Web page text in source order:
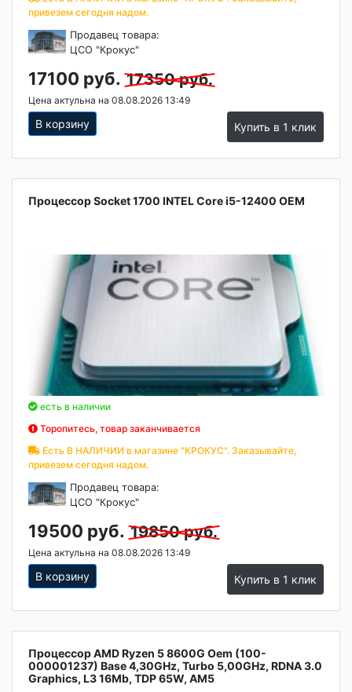
привезем сегодня надом.
Продавец товара:
ЦСО "Крокус"
17100 руб. 17350 руб.
Цена актульна на 08.08.2026 13:49
В корзину Купить в 1 клик
Процессор Socket 1700 INTEL Core i5-12400 OEM
есть в наличии
Торопитесь, товар заканчивается
Есть В НАЛИЧИИ в магазине "КРОКУС". Заказывайте,
привезем сегодня надом.
Продавец товара:
ЦСО "Крокус"
19500 руб. 19850 руб.
Цена актульна на 08.08.2026 13:49
В корзину Купить в 1 клик
Процессор AMD Ryzen 5 8600G Oem (100-
000001237) Base 4,30GHz, Turbo 5,00GHz, RDNA 3.0
Graphics, L3 16Mb, TDP 65W, AM5